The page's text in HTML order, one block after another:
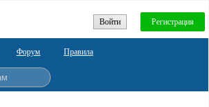
Войти Регистрация
Форум Правила